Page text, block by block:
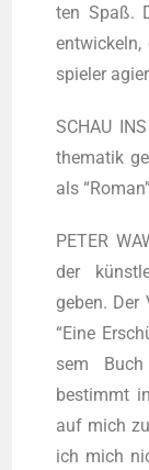
ten Spaß.
spie­ler
SCHAU
the­ma­tik
als
PETER
der
geben. Der
“Eine
sem
bestimmt
auf mich
ich mich